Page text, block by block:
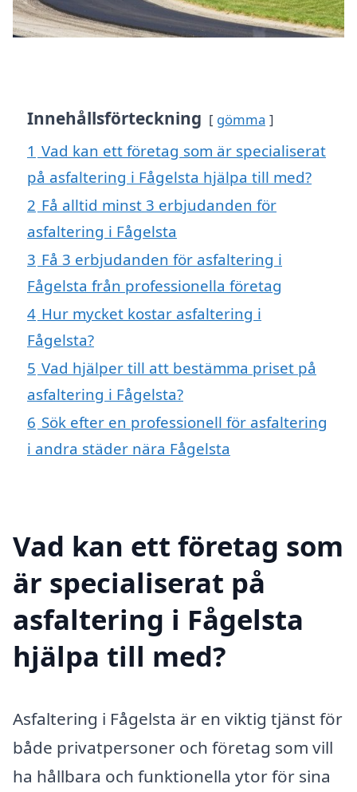
Innehållsförteckning gömma
1 Vad kan ett företag som är specialiserat
på asfaltering i Fågelsta hjälpa till med?
2 Få alltid minst 3 erbjudanden för
asfaltering i Fågelsta
3 Få 3 erbjudanden för asfaltering i
Fågelsta från professionella företag
4 Hur mycket kostar asfaltering i
Fågelsta?
5 Vad hjälper till att bestämma priset på
asfaltering i Fågelsta?
6 Sök efter en professionell för asfaltering
i andra städer nära Fågelsta
Vad kan ett företag som
är specialiserat på
asfaltering i Fågelsta
hjälpa till med?
Asfaltering i Fågelsta är en viktig tjänst för
både privatpersoner och företag som vill
ha hållbara och funktionella ytor för sina